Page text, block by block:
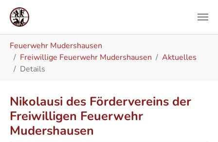
Zum Hauptinhalt springen
Feuerwehr Mudershausen
Freiwillige Feuerwehr Mudershausen
Aktuelles
Details
Nikolausi des Fördervereins der
Freiwilligen Feuerwehr
Mudershausen